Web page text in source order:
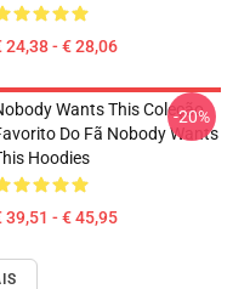
24,38 - € 28,06
Wants This Coleção
Do Fã Nobody Wants
Hoodies
39,51 - € 45,95
-20%